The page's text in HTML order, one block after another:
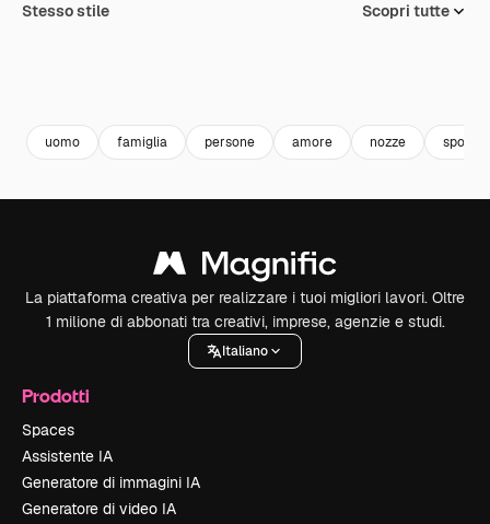
Stesso stile Scopri tutte
uomo famiglia persone amore nozze sposo
La piattaforma creativa per realizzare i tuoi migliori lavori. Oltre
1 milione di abbonati tra creativi, imprese, agenzie e studi.
Italiano
Prodotti
Spaces
Assistente IA
Generatore di immagini IA
Generatore di video IA